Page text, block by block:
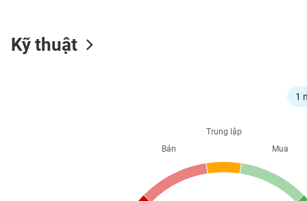
Kỹ thuật
1
Trung lập
Mua
Bán